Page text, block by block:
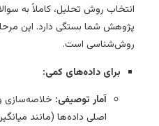
انتخاب روش تحلیل، کاملاً به
پژوهش شما بستگی دارد. این
روش‌شناسی است.
برای داده‌های کمی:
آمار توصیفی: خلاصه‌سازی
اصلی داده‌ها (مانند